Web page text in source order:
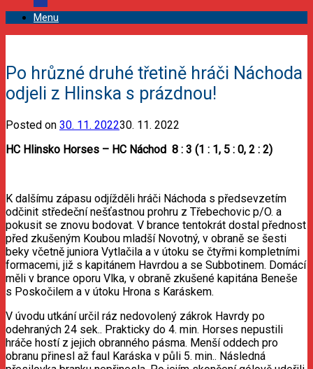
Menu
Po hrůzné druhé třetině hráči Náchoda
odjeli z Hlinska s prázdnou!
Posted on 30. 11. 202230. 11. 2022
HC Hlinsko Horses – HC Náchod 8 : 3 (1 : 1, 5 : 0, 2 : 2)
K dalšímu zápasu odjížděli hráči Náchoda s předsevzetím
odčinit středeční nešťastnou prohru z Třebechovic p/O. a
pokusit se znovu bodovat. V brance tentokrát dostal přednost
před zkušeným Koubou mladší Novotný, v obraně se šesti
beky včetně juniora Vytlačila a v útoku se čtyřmi kompletními
formacemi, již s kapitánem Havrdou a se Subbotinem. Domácí
měli v brance oporu Vlka, v obraně zkušené kapitána Beneše
s Poskočilem a v útoku Hrona s Karáskem.
V úvodu utkání určil ráz nedovolený zákrok Havrdy po
odehraných 24 sek.. Prakticky do 4. min. Horses nepustili
hráče hostí z jejich obranného pásma. Menší oddech pro
obranu přinesl až faul Karáska v půli 5. min.. Následná